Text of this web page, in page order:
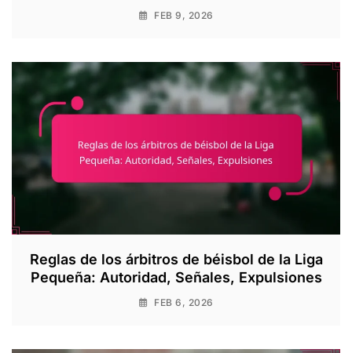
FEB 9, 2026
Reglas de los árbitros de béisbol de la Liga
Pequeña: Autoridad, Señales, Expulsiones
FEB 6, 2026